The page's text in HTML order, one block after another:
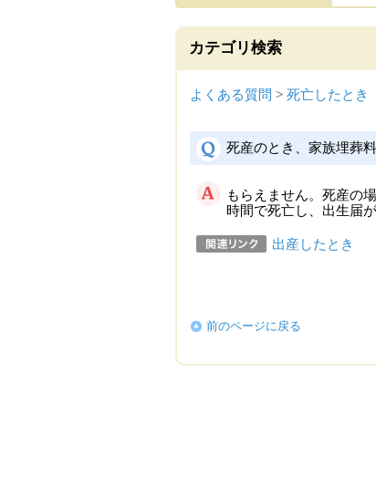
カテゴリ検索
よくある質問 > 死亡したとき
死産のとき、家族埋葬
もらえません。死産の
時間で死亡し、出生届
出産したとき
前のページに戻る